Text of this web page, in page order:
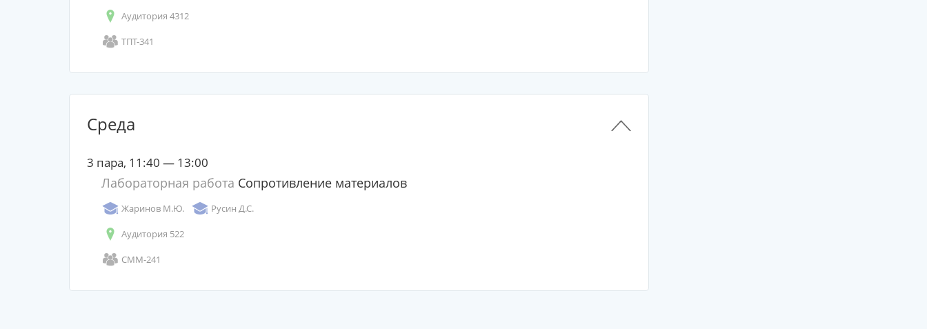
Аудитория 4312
ТПТ-341
Среда
3 пара, 11:40 — 13:00
Лабораторная работа Сопротивление материалов
Жаринов М.Ю. Русин Д.С.
Аудитория 522
СММ-241